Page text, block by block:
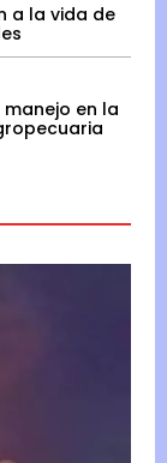
a la vida de
en la